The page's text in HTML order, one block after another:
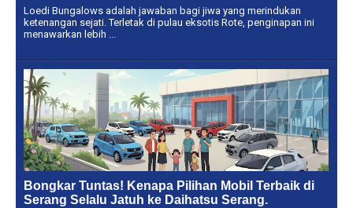
Loedi Bungalows adalah jawaban bagi jiwa yang merindukan
ketenangan sejati. Terletak di pulau eksotis Rote, penginapan ini
menawarkan lebih ...
Bongkar Tuntas! Kenapa Pilihan Mobil Terbaik di
Serang Selalu Jatuh ke Daihatsu Serang.